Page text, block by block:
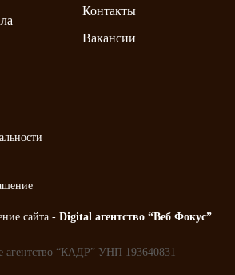
Контакты
Вакансии
сайта - Digital агентство “Веб Фокус”
“КАДР” УНП 193640831